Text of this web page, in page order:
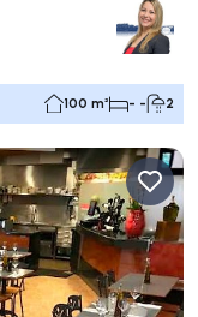
100 m² - - 2